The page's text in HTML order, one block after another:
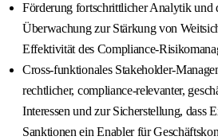
Förderung fortschrittlicher Analytik und
Überwachung zur Stärkung von
Effektivität des Compliance-
Cross-funktionales Stakeholder-
rechtlicher, compliance-relevanter,
Interessen und zur Sicherstellung, dass
Sanktionen ein Enabler für